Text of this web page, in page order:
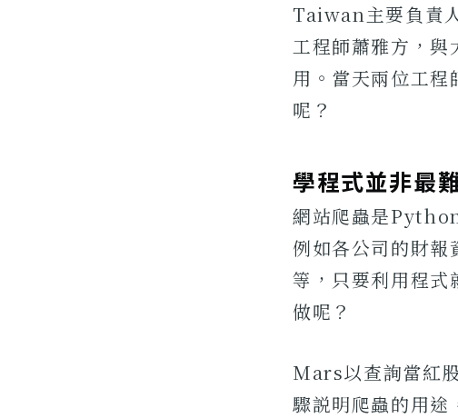
Taiwan主要負責
工程師蕭雅方，
用。當天兩位工
呢？
學程式並非最
網站爬蟲是
例如各公司的財
等，只要利用程式
做呢？
Mars以查詢當紅
驟説明爬蟲的用途